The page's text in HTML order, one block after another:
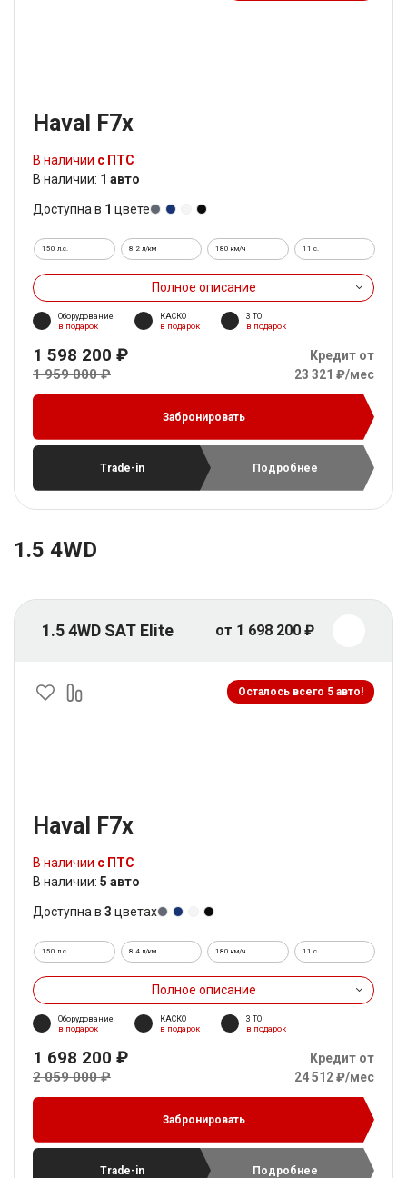
Haval F7x
В наличии с ПТС
В наличии: 1 авто
Доступна в 1 цвете
150 л.с. 8,2 л/км 180 км/ч 11 c.
Полное описание
Оборудование
в подарок
КАСКО
в подарок
3 ТО
в подарок
1 598 200 ₽
1 959 000 ₽
Кредит от
23 321 ₽/мес
Забронировать
Trade-in Подробнее
1.5 4WD
1.5 4WD SAT Elite от 1 698 200 ₽
Осталось всего 5 авто!
Haval F7x
В наличии с ПТС
В наличии: 5 авто
Доступна в 3 цветах
150 л.с. 8,4 л/км 180 км/ч 11 c.
Полное описание
Оборудование
в подарок
КАСКО
в подарок
3 ТО
в подарок
1 698 200 ₽
2 059 000 ₽
Кредит от
24 512 ₽/мес
Забронировать
Trade-in Подробнее